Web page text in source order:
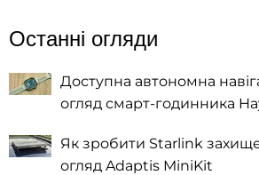
Останні огляди
Доступна автономна
огляд смарт-годинника
Як зробити Starlink
огляд Adaptis MiniKit